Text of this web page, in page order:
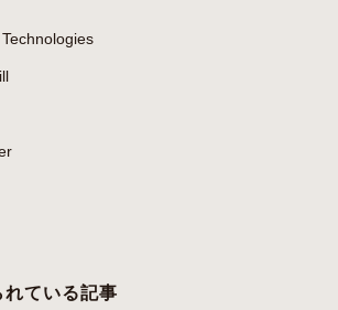
れている記事